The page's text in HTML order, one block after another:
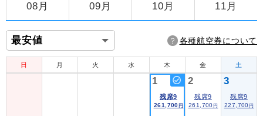
08月 09月 10月 11月
各種航空券について
日 月 火 水 木 金 土
1
残席9
261,700 円
2
残席9
261,700 円
3
残席9
227,700 円